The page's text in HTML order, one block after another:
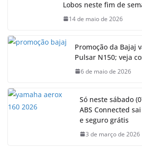
Lobos neste fim de
14 de maio de 2026
Promoção da Bajaj
Pulsar N150; veja
6 de maio de 2026
Só neste sábado
ABS Connected
e seguro grátis
3 de março de 2026